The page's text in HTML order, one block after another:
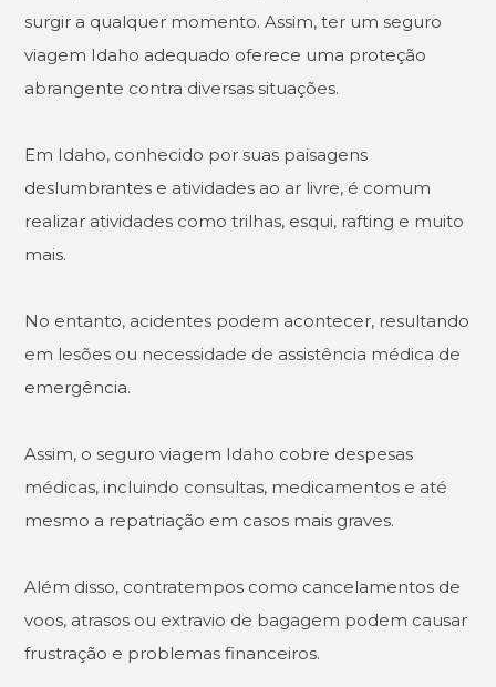
surgir a qualquer momento. Assim, ter um seguro
viagem Idaho adequado oferece uma proteção
abrangente contra diversas situações.
Em Idaho, conhecido por suas paisagens
deslumbrantes e atividades ao ar livre, é comum
realizar atividades como trilhas, esqui, rafting e muito
mais.
No entanto, acidentes podem acontecer, resultando
em lesões ou necessidade de assistência médica de
emergência.
Assim, o seguro viagem Idaho cobre despesas
médicas, incluindo consultas, medicamentos e até
mesmo a repatriação em casos mais graves.
Além disso, contratempos como cancelamentos de
voos, atrasos ou extravio de bagagem podem causar
frustração e problemas financeiros.